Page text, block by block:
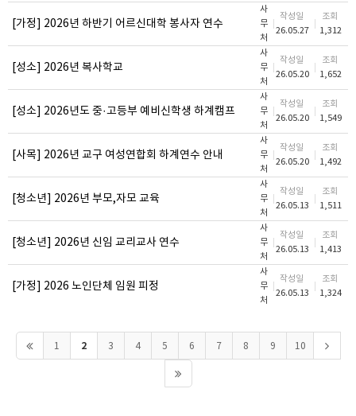
[가정] 2026년 하반기 어르신대학 봉사자 연수
사
무
처
작성일
26.05.27
조회
1,312
[성소] 2026년 복사학교
사
무
처
작성일
26.05.20
조회
1,652
[성소] 2026년도 중·고등부 예비신학생 하계캠프
사
무
처
작성일
26.05.20
조회
1,549
[사목] 2026년 교구 여성연합회 하계연수 안내
사
무
처
작성일
26.05.20
조회
1,492
[청소년] 2026년 부모,자모 교육
사
무
처
작성일
26.05.13
조회
1,511
[청소년] 2026년 신임 교리교사 연수
사
무
처
작성일
26.05.13
조회
1,413
[가정] 2026 노인단체 임원 피정
사
무
처
작성일
26.05.13
조회
1,324
1 2 3 4 5 6 7 8 9 10